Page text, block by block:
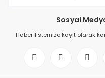
Sosyal
Haber listemize kayıt olarak